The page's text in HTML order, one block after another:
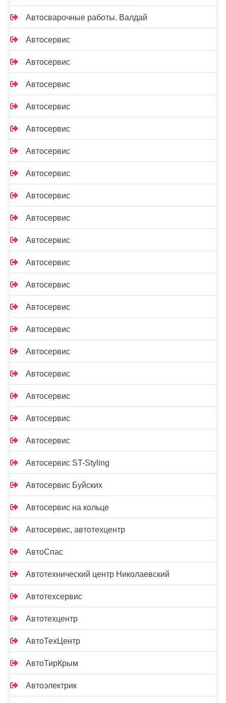
Автосварочные работы. Валдай
Автосервис
Автосервис
Автосервис
Автосервис
Автосервис
Автосервис
Автосервис
Автосервис
Автосервис
Автосервис
Автосервис
Автосервис
Автосервис
Автосервис
Автосервис
Автосервис
Автосервис
Автосервис
Автосервис
Автосервис ST-Styling
Автосервис Буйских
Автосервис на кольце
Автосервис, автотехцентр
АвтоСпас
Автотехнический центр Николаевский
Автотехсервис
Автотехцентр
АвтоТехЦентр
АвтоТирКрым
Автоэлектрик